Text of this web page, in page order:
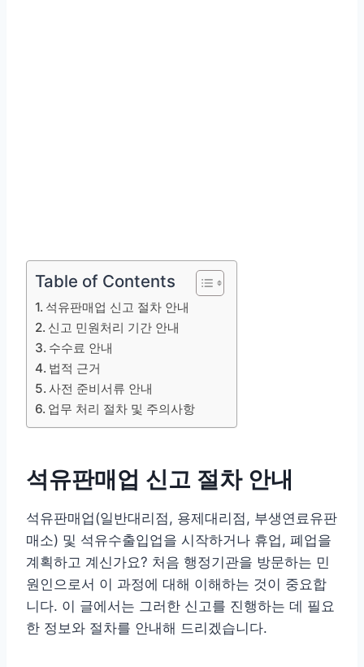
Table of Contents
석유판매업 신고 절차 안내
신고 민원처리 기간 안내
수수료 안내
법적 근거
사전 준비서류 안내
업무 처리 절차 및 주의사항
석유판매업 신고 절차 안내
석유판매업(일반대리점, 용제대리점, 부생연료유판
매소) 및 석유수출입업을 시작하거나 휴업, 폐업을
계획하고 계신가요? 처음 행정기관을 방문하는 민
원인으로서 이 과정에 대해 이해하는 것이 중요합
니다. 이 글에서는 그러한 신고를 진행하는 데 필요
한 정보와 절차를 안내해 드리겠습니다.